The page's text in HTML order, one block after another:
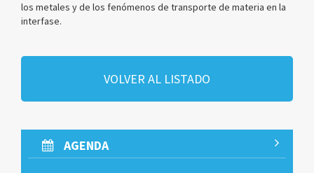
los metales y de los fenómenos de transporte de materia en la
interfase.
VOLVER AL LISTADO
AGENDA